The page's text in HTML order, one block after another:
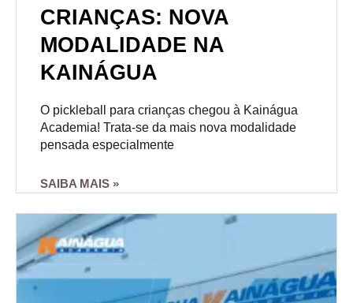
CRIANÇAS: NOVA
MODALIDADE NA
KAINÁGUA
O pickleball para crianças chegou à Kainágua
Academia! Trata-se da mais nova modalidade
pensada especialmente
SAIBA MAIS »